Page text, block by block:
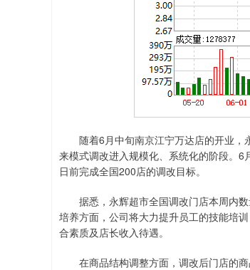
随着6月中旬南京江宁万达店的开业，
来模式调改进入规模化、系统化的阶段。
日前完成全国200店的调改目标。
据悉，永辉超市全国调改门店本周内数
培养方面，公司将大力提升员工的技能培
合素质及店长收入待遇。
在商品结构调整方面，调改后门店的商